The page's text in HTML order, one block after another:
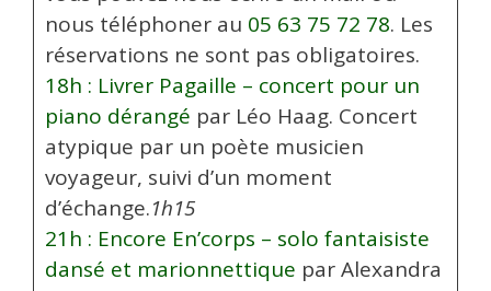
nous téléphoner au 05 63 75 72 78. Les
réservations ne sont pas obligatoires.
18h : Livrer Pagaille – concert pour un
piano dérangé par Léo Haag. Concert
atypique par un poète musicien
voyageur, suivi d’un moment
d’échange.1h15
21h : Encore En’corps – solo fantaisiste
dansé et marionnettique par Alexandra